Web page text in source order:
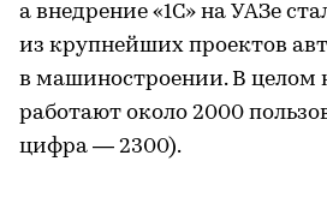
а внедрение «1С» на УАЗе
из крупнейших проектов
в машиностроении. В целом
работают около 2000
цифра — 2300).